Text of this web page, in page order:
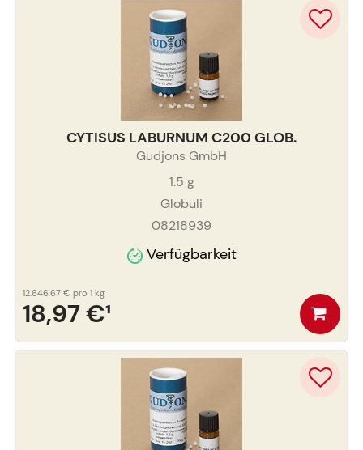
CYTISUS LABURNUM C200 GLOB.
Gudjons GmbH
1.5 g
Globuli
08218939
Verfügbarkeit
18,97 €¹
12.646,67 € pro 1 kg